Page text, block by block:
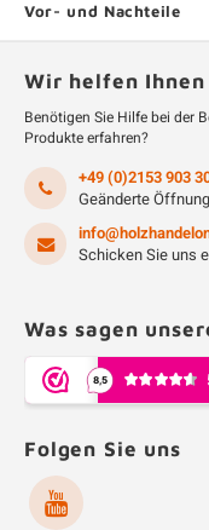
Vor- und Nachteile
Wir helfen
Benötigen Sie Hilfe bei der
Produkte erfahren?
+49 (0)2153 903
Geänderte
Schicken Sie uns
Was sagen
Folgen Sie uns